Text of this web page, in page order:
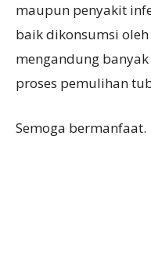
maupun penyakit
baik dikonsumsi
mengandung
proses pemulihan
Semoga bermanfaat.